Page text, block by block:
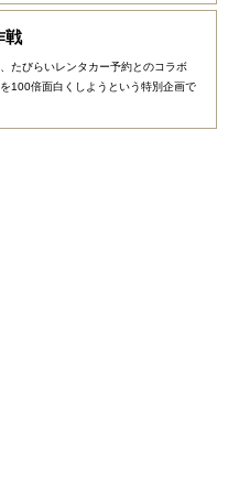
戦
たびらいレンタカー予約とのコラボ
100倍面白くしようという特別企画で